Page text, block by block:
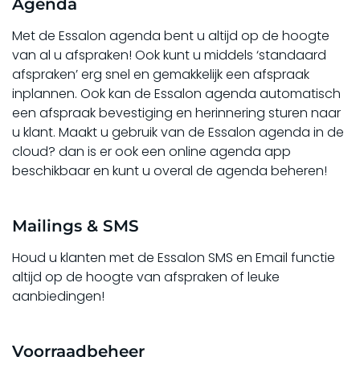
Agenda
Met de Essalon agenda bent u altijd op de hoogte
van al u afspraken! Ook kunt u middels ‘standaard
afspraken’ erg snel en gemakkelijk een afspraak
inplannen. Ook kan de Essalon agenda automatisch
een afspraak bevestiging en herinnering sturen naar
u klant. Maakt u gebruik van de Essalon agenda in de
cloud? dan is er ook een online agenda app
beschikbaar en kunt u overal de agenda beheren!
Mailings & SMS
Houd u klanten met de Essalon SMS en Email functie
altijd op de hoogte van afspraken of leuke
aanbiedingen!
Voorraadbeheer